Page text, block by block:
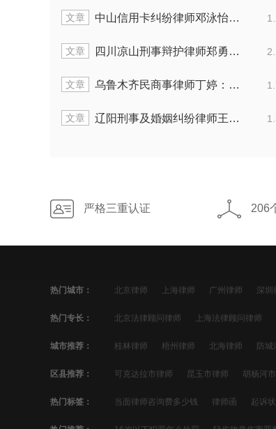
文章 中山信用卡纠纷律师邓泳怡：排除共债削减高额费用
文章 四川凉山刑事辩护律师郑勇：专精网络及职务犯罪
文章 乌鲁木齐民商事律师丁婷：处理二手汽车及买卖合同纠纷
文章 辽阳刑事及婚姻纠纷律师王铖：护矿工免担刑责
严格三重认证 206
热门城市： 北京律师 上海律师 广州律师 深圳
热门专长： 北京法律顾问律师 上海法律顾问律师
贵阳法律顾问律师
南宁法律顾问律师
城市推荐： 桂林律师 梧州律师 北海律师 防城
区县推荐： 可克达拉市律师 昆玉市律师 胡杨河
热门标签： 当面律师咨询费多少钱 律师函 起诉状